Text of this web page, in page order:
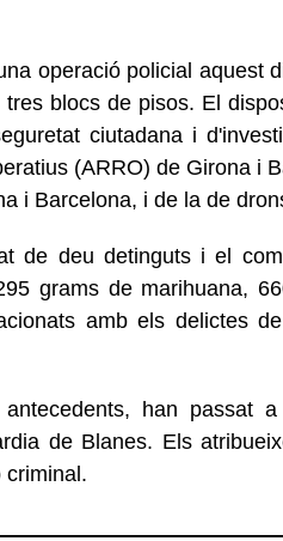
operació policial aquest
blocs de pisos. El
ciutadana i
(ARRO) de Girona i
i Barcelona, i de la de
de deu detinguts i el
grams de marihuana,
amb els delictes
han passat
de Blanes. Els
criminal.